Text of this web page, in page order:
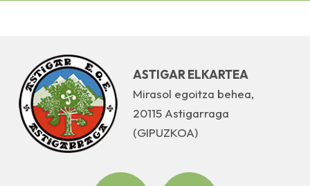
ASTIGAR ELKARTEA
Mirasol egoitza behea,
20115 Astigarraga
(GIPUZKOA)